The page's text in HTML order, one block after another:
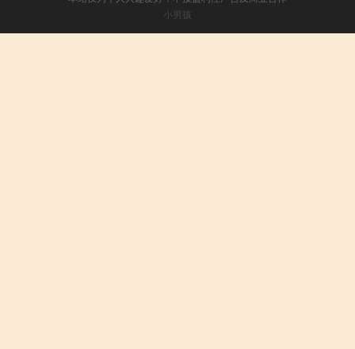
小男孩